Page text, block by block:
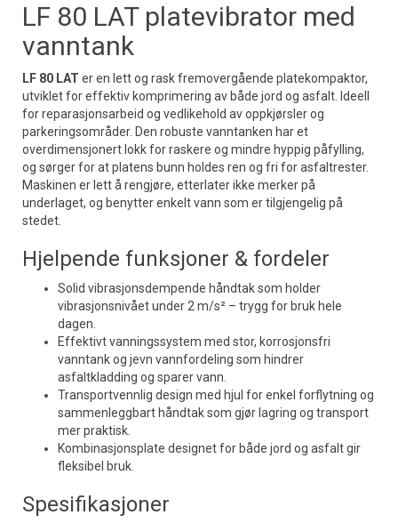
LF 80 LAT platevibrator med
vanntank
LF 80 LAT er en lett og rask fremovergående platekompaktor,
utviklet for effektiv komprimering av både jord og asfalt. Ideell
for reparasjonsarbeid og vedlikehold av oppkjørsler og
parkeringsområder. Den robuste vanntanken har et
overdimensjonert lokk for raskere og mindre hyppig påfylling,
og sørger for at platens bunn holdes ren og fri for asfaltrester.
Maskinen er lett å rengjøre, etterlater ikke merker på
underlaget, og benytter enkelt vann som er tilgjengelig på
stedet.
Hjelpende funksjoner & fordeler
Solid vibrasjonsdempende håndtak som holder
vibrasjonsnivået under 2 m/s² – trygg for bruk hele
dagen.
Effektivt vanningssystem med stor, korrosjonsfri
vanntank og jevn vannfordeling som hindrer
asfaltkladding og sparer vann.
Transportvennlig design med hjul for enkel forflytning og
sammenleggbart håndtak som gjør lagring og transport
mer praktisk.
Kombinasjonsplate designet for både jord og asfalt gir
fleksibel bruk.
Spesifikasjoner